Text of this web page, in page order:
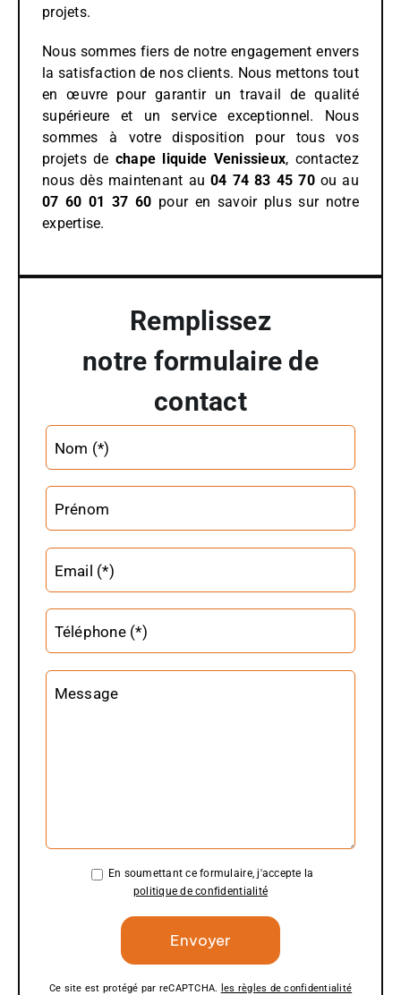
projets.
Nous sommes fiers de notre engagement envers
la satisfaction de nos clients. Nous mettons tout
en œuvre pour garantir un travail de qualité
supérieure et un service exceptionnel. Nous
sommes à votre disposition pour tous vos
projets de chape liquide Venissieux, contactez
nous dès maintenant au04 74 83 45 70ou au
07 60 01 37 60 pour en savoir plus sur notre
expertise.
Remplissez
notre formulaire de
contact
Nom (*)
Prénom
Email (*)
Téléphone (*)
Message
En soumettant ce formulaire, j'accepte la
politique de confidentialité
Ce site est protégé par reCAPTCHA.
les règles de confidentialité